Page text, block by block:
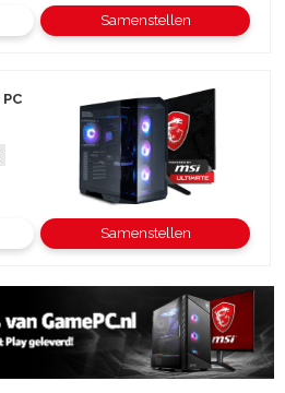
Samenstellen
Samenstellen